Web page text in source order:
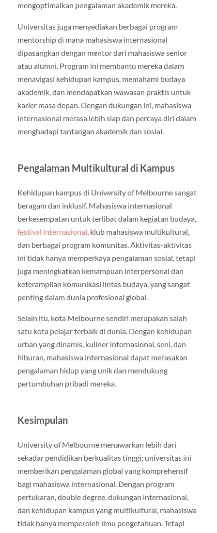
mengoptimalkan pengalaman akademik mereka.
Universitas juga menyediakan berbagai program
mentorship di mana mahasiswa internasional
dipasangkan dengan mentor dari mahasiswa senior
atau alumni. Program ini membantu mereka dalam
menavigasi kehidupan kampus, memahami budaya
akademik, dan mendapatkan wawasan praktis untuk
karier masa depan. Dengan dukungan ini, mahasiswa
internasional merasa lebih siap dan percaya diri dalam
menghadapi tantangan akademik dan sosial.
Pengalaman Multikultural di Kampus
Kehidupan kampus di University of Melbourne sangat
beragam dan inklusif. Mahasiswa internasional
berkesempatan untuk terlibat dalam kegiatan budaya,
festival internasional , klub mahasiswa multikultural,
dan berbagai program komunitas. Aktivitas-aktivitas
ini tidak hanya memperkaya pengalaman sosial, tetapi
juga meningkatkan kemampuan interpersonal dan
keterampilan komunikasi lintas budaya, yang sangat
penting dalam dunia profesional global.
Selain itu, kota Melbourne sendiri merupakan salah
satu kota pelajar terbaik di dunia. Dengan kehidupan
urban yang dinamis, kuliner internasional, seni, dan
hiburan, mahasiswa internasional dapat merasakan
pengalaman hidup yang unik dan mendukung
pertumbuhan pribadi mereka.
Kesimpulan
University of Melbourne menawarkan lebih dari
sekadar pendidikan berkualitas tinggi; universitas ini
memberikan pengalaman global yang komprehensif
bagi mahasiswa internasional. Dengan program
pertukaran, double degree, dukungan internasional,
dan kehidupan kampus yang multikultural, mahasiswa
tidak hanya memperoleh ilmu pengetahuan. Tetapi